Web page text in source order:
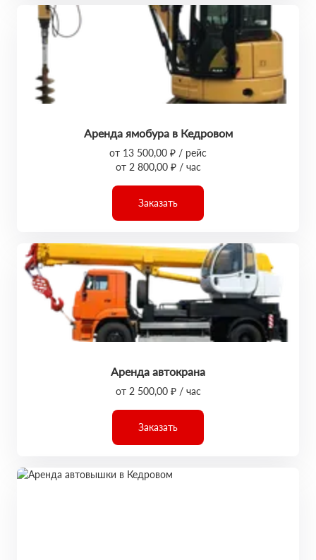
Аренда ямобура в Кедровом
от 13 500,00 ₽ / рейс
от 2 800,00 ₽ / час
Заказать
Аренда автокрана
от 2 500,00 ₽ / час
Заказать